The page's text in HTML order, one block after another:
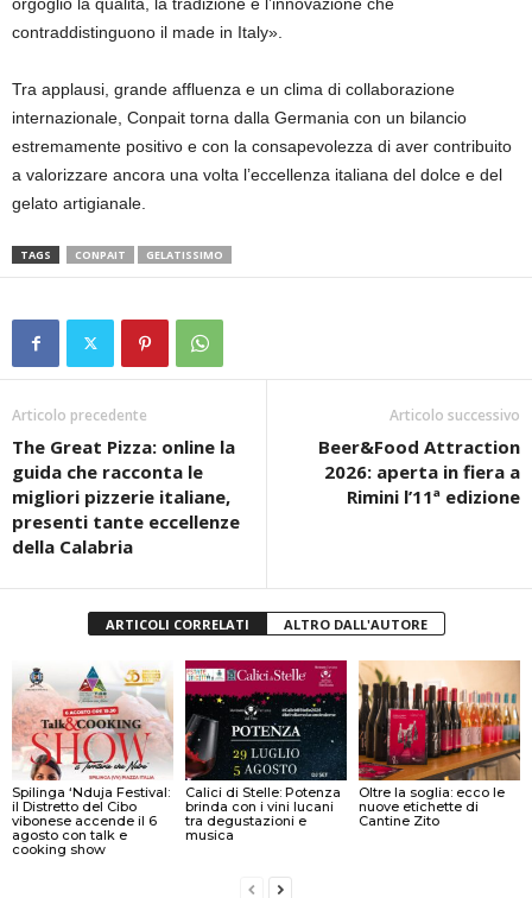
contraddistinguono il made in Italy».
Tra applausi, grande affluenza e un clima di collaborazione
internazionale, Conpait torna dalla Germania con un bilancio
estremamente positivo e con la consapevolezza di aver contribuito
a valorizzare ancora una volta l’eccellenza italiana del dolce e del
gelato artigianale.
TAGS CONPAIT GELATISSIMO
Articolo precedente
The Great Pizza: online la
guida che racconta le
migliori pizzerie italiane,
presenti tante eccellenze
della Calabria
Articolo successivo
Beer&Food Attraction
2026: aperta in fiera a
Rimini l’11ª edizione
ARTICOLI CORRELATI ALTRO DALL'AUTORE
Spilinga ‘Nduja Festival:
il Distretto del Cibo
vibonese accende il 6
agosto con talk e
cooking show
Calici di Stelle: Potenza
brinda con i vini lucani
tra degustazioni e
musica
Oltre la soglia: ecco le
nuove etichette di
Cantine Zito